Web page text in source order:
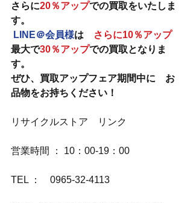
さらに20％アップでの買取をいたしま
す。
LINE＠会員様は
さらに10％アップ
最大で30％アップでの買取となりま
す。
ぜひ、買取アップフェア期間中に　お
品物をお持ちください！
リサイクルストア　リンク
営業時間 ： 10：00-19：00
TEL ：　0965-32-4113